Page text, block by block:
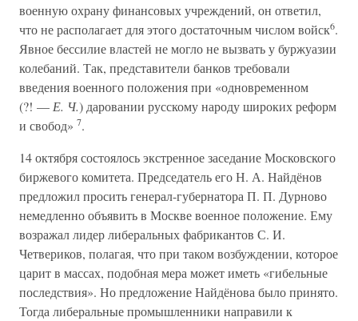
военную охрану финансовых учреждений, он ответил,
что не располагает для этого достаточным числом войск6.
Явное бессилие властей не могло не вызвать у буржуазии
колебаний. Так, представители банков требовали
введения военного положения при «одновременном
(?! — Е. Ч.) даровании русскому народу широких реформ
и свобод» 7.
14 октября состоялось экстренное заседание Московского
биржевого комитета. Председатель его Н. А. Найдёнов
предложил просить генерал-губернатора П. П. Дурново
немедленно объявить в Москве военное положение. Ему
возражал лидер либеральных фабрикантов С. И.
Четвериков, полагая, что при таком возбуждении, которое
царит в массах, подобная мера может иметь «гибельные
последствия». Но предложение Найдёнова было принято.
Тогда либеральные промышленники направили к